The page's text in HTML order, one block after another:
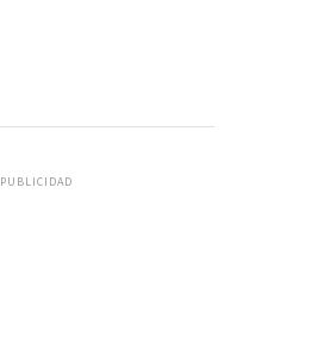
PUBLICIDAD